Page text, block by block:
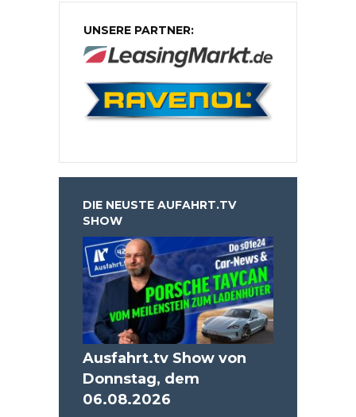
UNSERE PARTNER:
DIE NEUSTE AUFAHRT.TV
SHOW
Ausfahrt.tv Show von
Donnstag, dem
06.08.2026